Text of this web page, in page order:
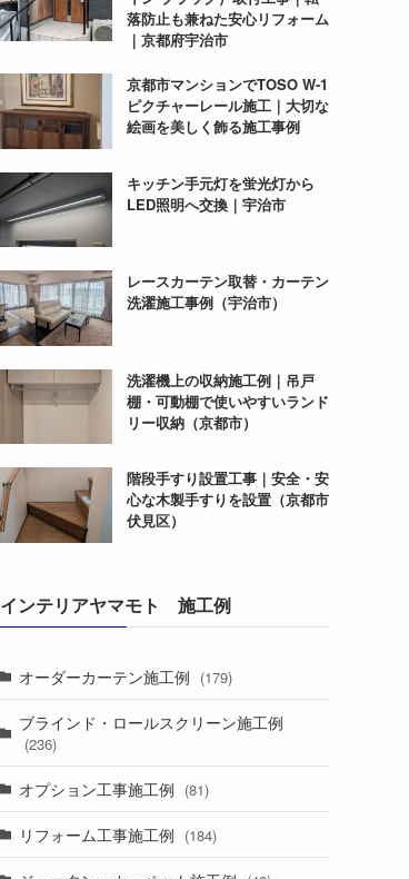
落防止も兼ねた安心リフォーム
｜京都府宇治市
京都市マンションでTOSO W-1
ピクチャーレール施工｜大切な
絵画を美しく飾る施工事例
キッチン手元灯を蛍光灯から
LED照明へ交換｜宇治市
レースカーテン取替・カーテン
洗濯施工事例（宇治市）
洗濯機上の収納施工例｜吊戸
棚・可動棚で使いやすいランド
リー収納（京都市）
階段手すり設置工事｜安全・安
心な木製手すりを設置（京都市
伏見区）
インテリアヤマモト 施工例
オーダーカーテン施工例 (179)
ブラインド・ロールスクリーン施工例
(236)
オプション工事施工例 (81)
リフォーム工事施工例 (184)